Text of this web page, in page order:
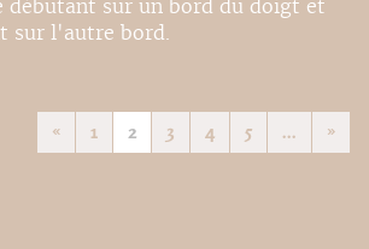
débutant sur un bord du doigt et
sur l'autre bord.
« 1 2 3 4 5 ... »